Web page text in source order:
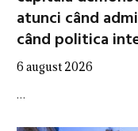
atunci când
când politica
6 august 2026
…